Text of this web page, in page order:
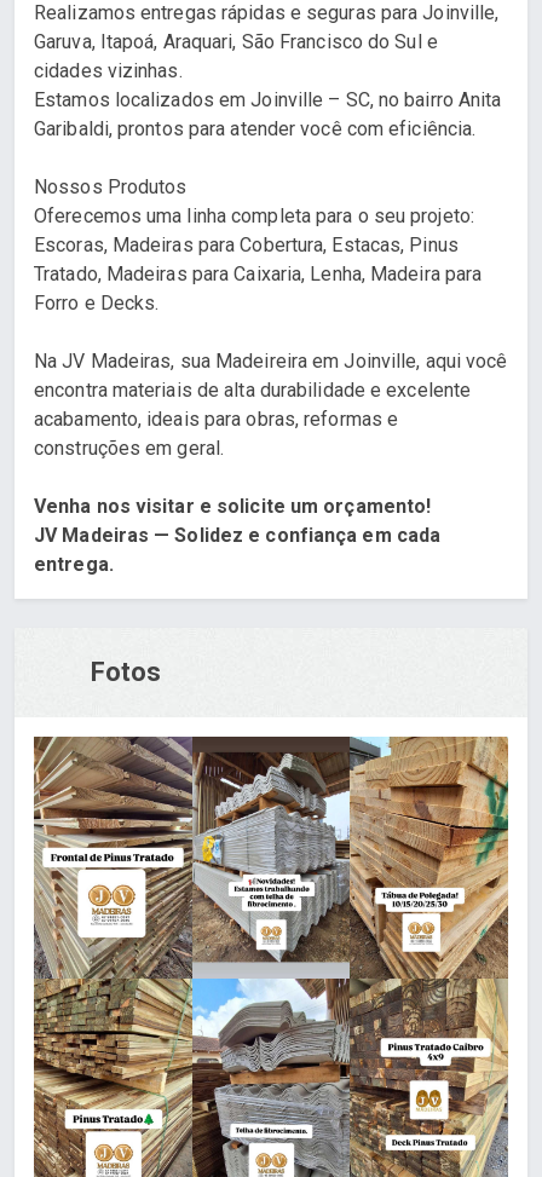
Realizamos entregas rápidas e seguras para Joinville,
Garuva, Itapoá, Araquari, São Francisco do Sul e
cidades vizinhas.
Estamos localizados em Joinville – SC, no bairro Anita
Garibaldi, prontos para atender você com eficiência.
Nossos Produtos
Oferecemos uma linha completa para o seu projeto:
Escoras, Madeiras para Cobertura, Estacas, Pinus
Tratado, Madeiras para Caixaria, Lenha, Madeira para
Forro e Decks.
Na JV Madeiras, sua Madeireira em Joinville, aqui você
encontra materiais de alta durabilidade e excelente
acabamento, ideais para obras, reformas e
construções em geral.
Venha nos visitar e solicite um orçamento!
JV Madeiras — Solidez e confiança em cada
entrega.
Fotos